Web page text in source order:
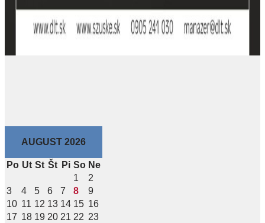
AUGUST 2026
Po Ut St Št Pi So Ne
1
2
3
4 5 6 7 8
9
10 11 12 13 14 15 16
17 18 19 20 21 22 23